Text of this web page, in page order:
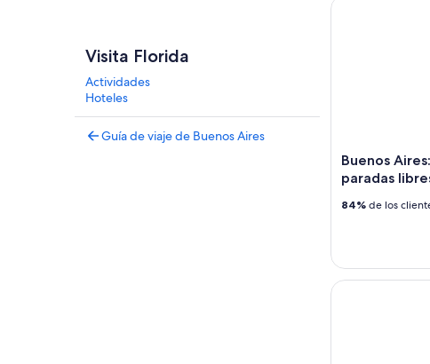
Visita Florida
Actividades
Hoteles
Guía de viaje de Buenos Aires
Buenos
paradas
84% de los
Buenos Aires: